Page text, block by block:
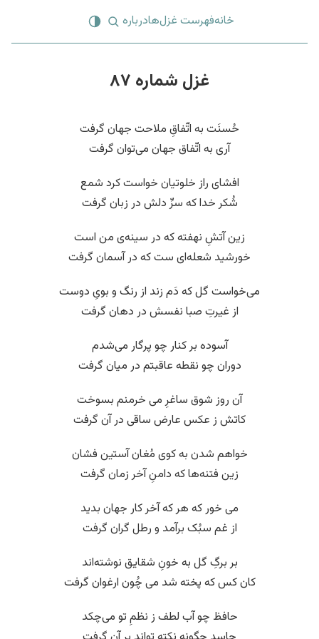
خانهفهرست غزل‌هادرباره
غزل شماره ۸۷
حُسنَت به اتّفاقِ ملاحت جهان گرفت
آری به اتّفاق جهان می‌توان گرفت
افشای راز خلوتیان خواست کرد شمع
شُکر خدا که سرِّ دلش در زبان گرفت
زین آتشِ نهفته که در سینه‌ی من است
خورشید شعله‌‌ای ست که در آسمان گرفت
می‌خواست گل که دَم زند از رنگ و بویِ دوست
از غیرتِ صبا نفسش در دهان گرفت
آسوده بر کنار چو پرگار می‌شدم
دوران چو نقطه عاقبتم در میان گرفت
آن روز شوق ساغرِ می خرمنم بسوخت
کاتش ز عکس عارض ساقی در آن گرفت
خواهم شدن به کوی مُغان آستین فشان
زین فتنه‌ها که دامنِ آخر زمان گرفت
می خور که هر که آخر کار جهان بدید
از غم سبُک برآمد و رطل گران گرفت
بر برگِ گل به خونِ شقایق نوشته‌اند
کان کس که پخته شد می چُون ارغوان گرفت
حافظ چو آب لطف ز نظمِ تو می‌چکد